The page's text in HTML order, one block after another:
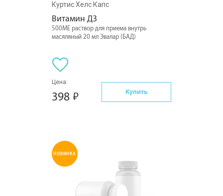
Куртис Хелс Капс
Витамин Д3
500МЕ раствор для приема внутрь
масяляный 20 мл Эвалар (БАД)
Цена:
398 Купить
НОВИНКА